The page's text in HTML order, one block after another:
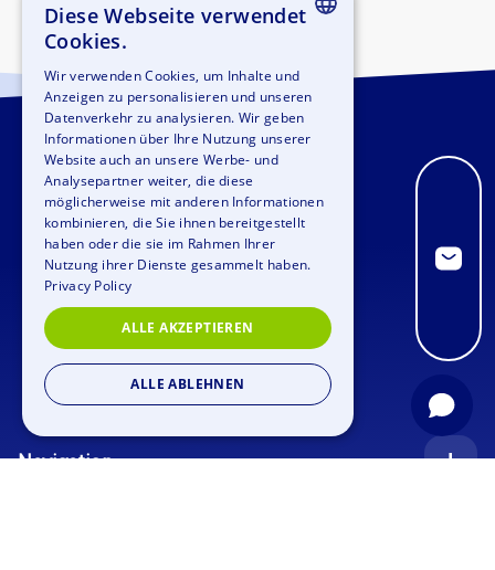
3,0 h 5-200
Navigation
GERMAN
SPANISH
ITALIAN
DUTCH
Diese Webseite verwendet
Cookies.
Wir verwenden Cookies, um Inhalte und
Anzeigen zu personalisieren und unseren
Datenverkehr zu analysieren. Wir geben
Informationen über Ihre Nutzung unserer
Website auch an unsere Werbe- und
Analysepartner weiter, die diese
möglicherweise mit anderen Informationen
kombinieren, die Sie ihnen bereitgestellt
haben oder die sie im Rahmen Ihrer
Nutzung ihrer Dienste gesammelt haben.
Privacy Policy
ALLE AKZEPTIEREN
ALLE ABLEHNEN